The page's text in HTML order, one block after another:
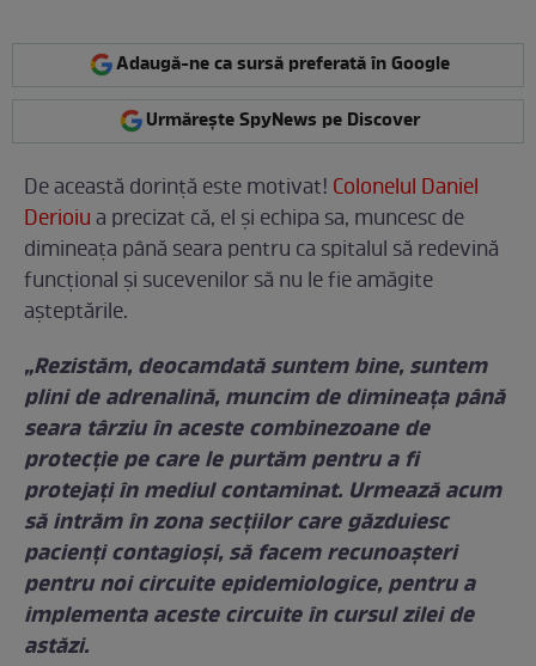
Adaugă-ne ca sursă preferată în Google
Urmărește SpyNews pe Discover
De această dorință este motivat! Colonelul Daniel
Derioiua precizat că, el și echipa sa, muncesc de
dimineața până seara pentru ca spitalul să redevină
funcțional și sucevenilor să nu le fie amăgite
așteptările.
„Rezistăm, deocamdată suntem bine, suntem
plini de adrenalină, muncim de dimineața până
seara târziu în aceste combinezoane de
protecție pe care le purtăm pentru a fi
protejați în mediul contaminat. Urmează acum
să intrăm în zona secțiilor care găzduiesc
pacienți contagioși, să facem recunoașteri
pentru noi circuite epidemiologice, pentru a
implementa aceste circuite în cursul zilei de
astăzi.